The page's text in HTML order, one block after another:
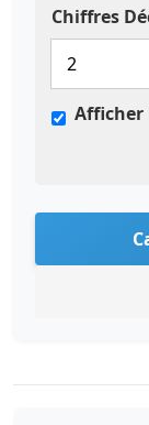
Chiffres
Afficher